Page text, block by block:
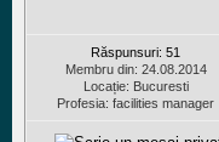
Răspunsuri: 51
Membru din: 24.08.2014
Locație: Bucuresti
Profesia: facilities manager